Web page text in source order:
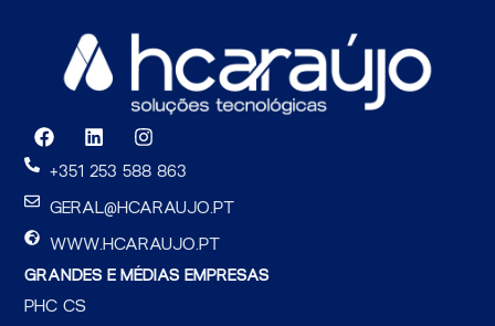
F
a
c
b
o
k
L
i
n
e
i
n
I
n
s
a
r
a
m
+351 253 588 863
GERAL@HCARAUJO.PT
WWW.HCARAUJO.PT
GRANDES E MÉDIAS EMPRESAS
PHC CS